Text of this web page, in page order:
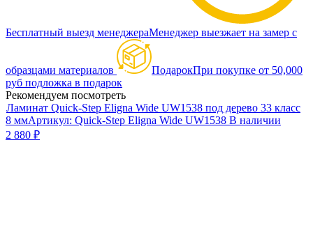
Бесплатный выезд менеджераМенеджер выезжает на замер с
образцами материалов ПодарокПри покупке от 50,000
руб подложка в подарок
Рекомендуем посмотреть
Ламинат Quick-Step Eligna Wide UW1538 под дерево 33 класс
8 ммАртикул: Quick-Step Eligna Wide UW1538 В наличии
2 880 ₽